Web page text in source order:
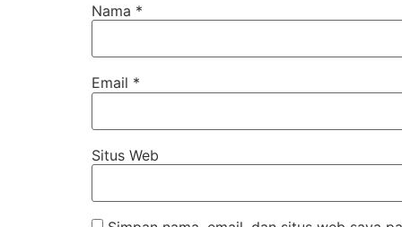
Nama *
Email *
Situs Web